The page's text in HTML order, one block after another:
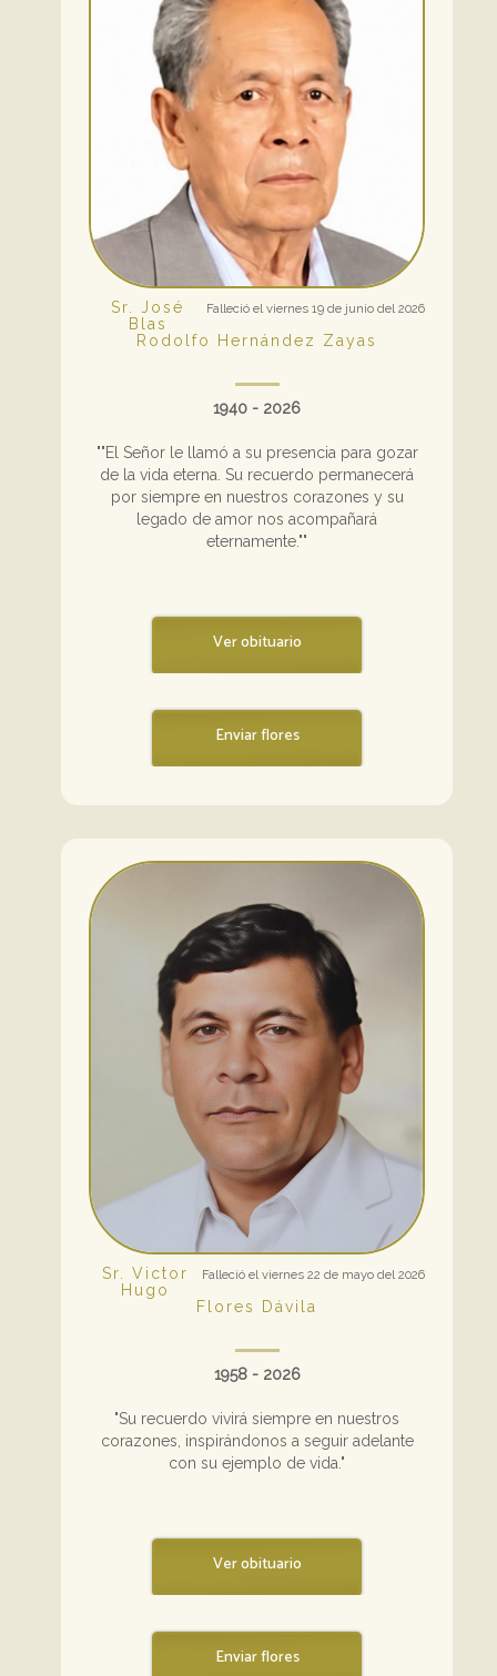
Falleció el viernes 19 de junio del 2026
Sr. José
Blas
Rodolfo Hernández Zayas
1940 - 2026
""El Señor le llamó a su presencia para gozar
de la vida eterna. Su recuerdo permanecerá
por siempre en nuestros corazones y su
legado de amor nos acompañará
eternamente.""
Ver obituario
Enviar flores
Falleció el viernes 22 de mayo del 2026
Sr. Victor
Hugo
Flores Dávila
1958 - 2026
"Su recuerdo vivirá siempre en nuestros
corazones, inspirándonos a seguir adelante
con su ejemplo de vida."
Ver obituario
Enviar flores